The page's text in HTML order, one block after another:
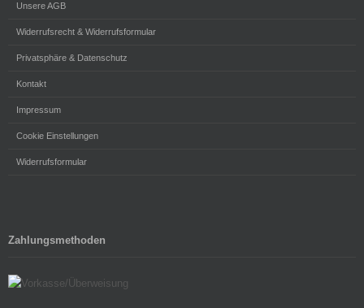
Unsere AGB
Widerrufsrecht & Widerrufsformular
Privatsphäre & Datenschutz
Kontakt
Impressum
Cookie Einstellungen
Widerrufsformular
Zahlungsmethoden